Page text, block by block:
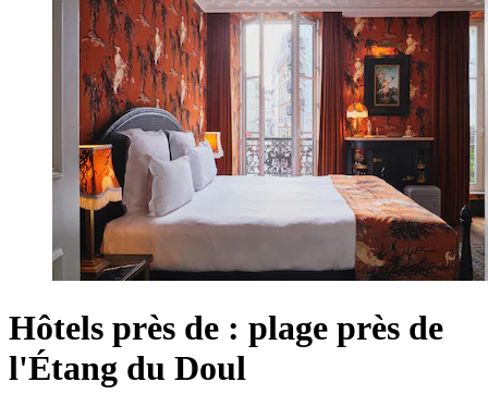
Hôtels près de : plage près de
l'Étang du Doul